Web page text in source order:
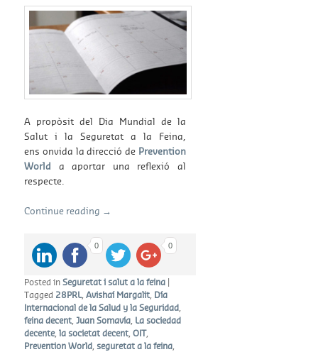
A propòsit del Dia Mundial de la
Salut i la Seguretat a la Feina,
ens onvida la direcció de Prevention
World a aportar una reflexió al
respecte.
Continue reading →
0 0
Posted in Seguretat i salut a la feina
Tagged 28PRL,Avishaí Margalit Día
Internacional de la Salud y la Seguridad
feina decent ,Juan Somavía La sociedad
decente,la societat decent ,OIT,
Prevention World seguretat a la feina